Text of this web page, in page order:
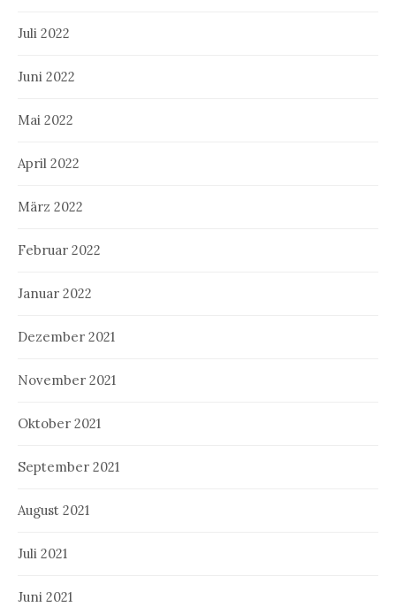
Juli 2022
Juni 2022
Mai 2022
April 2022
März 2022
Februar 2022
Januar 2022
Dezember 2021
November 2021
Oktober 2021
September 2021
August 2021
Juli 2021
Juni 2021